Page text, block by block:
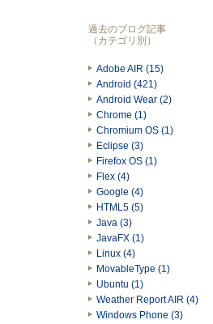
過去のブログ記事
（カテゴリ別）
Adobe AIR (15)
Android (421)
Android Wear (2)
Chrome (1)
Chromium OS (1)
Eclipse (3)
Firefox OS (1)
Flex (4)
Google (4)
HTML5 (5)
Java (3)
JavaFX (1)
Linux (4)
MovableType (1)
Ubuntu (1)
Weather Report AIR (4)
Windows Phone (3)